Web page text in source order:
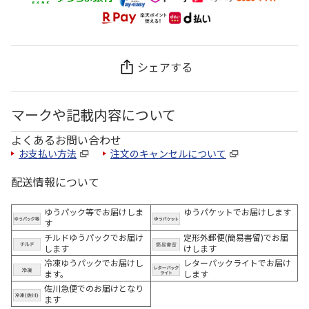
シェアする
マークや記載内容について
よくあるお問い合わせ
お支払い方法 注文のキャンセルについて
配送情報について
ゆうパック等でお届けしま
す
ゆうパケットでお届けします
チルドゆうパックでお届け
します
定形外郵便(簡易書留)でお届
けします
冷凍ゆうパックでお届けし
ます。
レターパックライトでお届け
します
佐川急便でのお届けとなり
ます